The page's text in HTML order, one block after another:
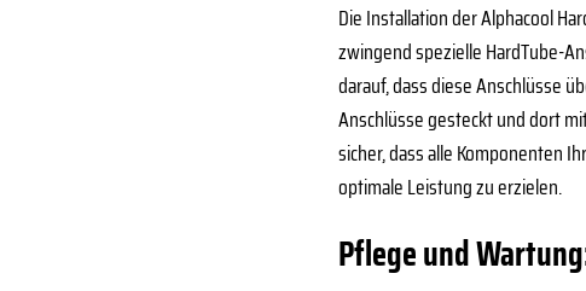
Die Installation der Alphacool
zwingend spezielle HardTube-
darauf, dass diese Anschlüsse
Anschlüsse gesteckt und dort
sicher, dass alle Komponenten
optimale Leistung zu erzielen.
Pflege und